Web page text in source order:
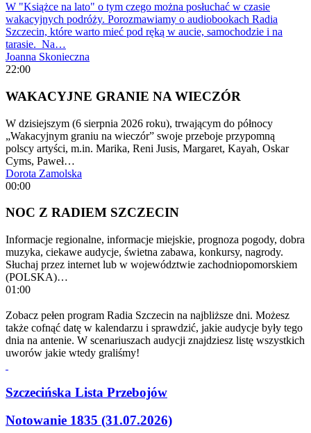
W "Książce na lato" o tym czego można posłuchać w czasie
wakacyjnych podróży. Porozmawiamy o audiobookach Radia
Szczecin, które warto mieć pod ręką w aucie, samochodzie i na
tarasie. Na…
Joanna Skonieczna
22:00
WAKACYJNE GRANIE NA WIECZÓR
W dzisiejszym (6 sierpnia 2026 roku), trwającym do północy
„Wakacyjnym graniu na wieczór” swoje przeboje przypomną
polscy artyści, m.in. Marika, Reni Jusis, Margaret, Kayah, Oskar
Cyms, Paweł…
Dorota Zamolska
00:00
NOC Z RADIEM SZCZECIN
Informacje regionalne, informacje miejskie, prognoza pogody, dobra
muzyka, ciekawe audycje, świetna zabawa, konkursy, nagrody.
Słuchaj przez internet lub w województwie zachodniopomorskiem
(POLSKA)…
01:00
Zobacz pełen program Radia Szczecin na najbliższe dni. Możesz
także cofnąć datę w kalendarzu i sprawdzić, jakie audycje były tego
dnia na antenie. W scenariuszach audycji znajdziesz listę wszystkich
uworów jakie wtedy graliśmy!
Szczecińska Lista Przebojów
Notowanie 1835 (31.07.2026)